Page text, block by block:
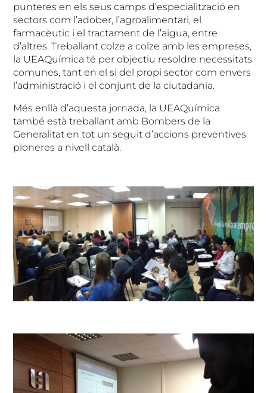
punteres en els seus camps d’especialització en
sectors com l’adober, l’agroalimentari, el
farmacèutic i el tractament de l’aigua, entre
d’altres. Treballant colze a colze amb les empreses,
la UEAQuímica té per objectiu resoldre necessitats
comunes, tant en el si del propi sector com envers
l’administració i el conjunt de la ciutadania.
Més enllà d’aquesta jornada, la UEAQuímica
també està treballant amb Bombers de la
Generalitat en tot un seguit d’accions preventives
pioneres a nivell català.